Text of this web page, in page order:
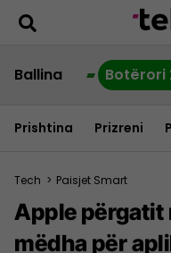
Ballina Botërori
Prishtina Prizreni
Tech > Paisjet Smart
Apple përgatit
mëdha për